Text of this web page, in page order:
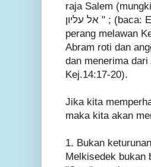
raja Salem
אל עליון " ; (baca: El Elyon), yang menyongsong Abram sekembalinya dari
perang melawan
Abram roti dan
dan menerima
Kej.14:17-20).
Jika kita
maka kita akan
1. Bukan
Melkisedek bukan